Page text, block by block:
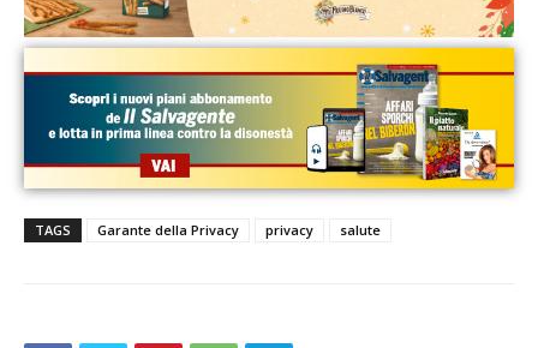
TAGS Garante della Privacy privacy salute